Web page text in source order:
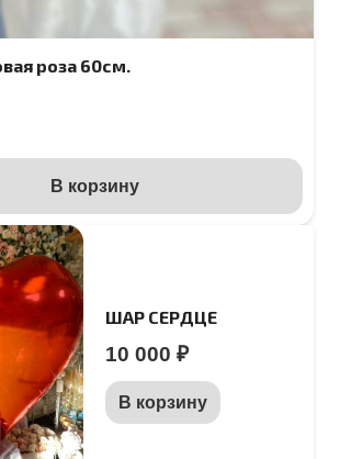
роза 60см.
В корзину
ШАР СЕРДЦЕ
10 000 ₽
В корзину